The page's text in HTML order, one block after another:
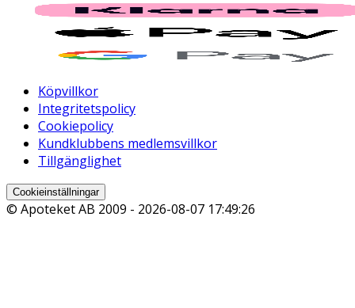
Köpvillkor
Integritetspolicy
Cookiepolicy
Kundklubbens medlemsvillkor
Tillgänglighet
Cookieinställningar
© Apoteket AB 2009 - 2026-08-07 17:49:26